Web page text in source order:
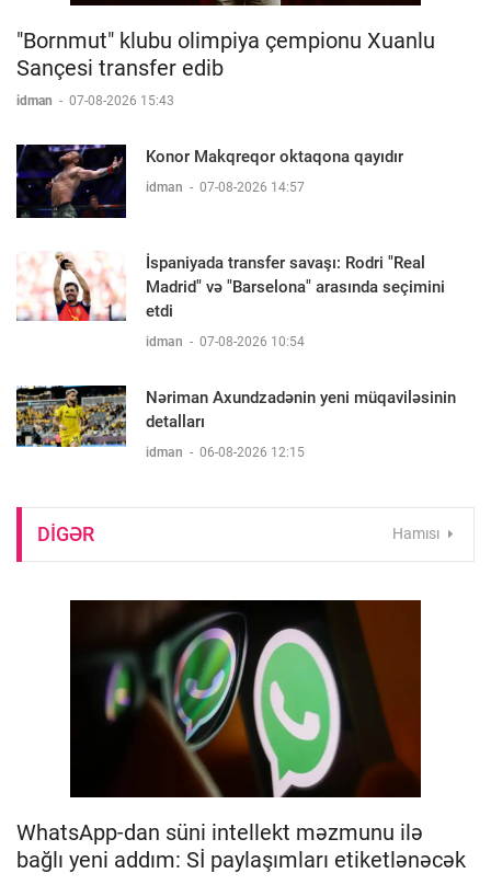
"Bornmut" klubu olimpiya çempionu Xuanlu
Sançesi transfer edib
idman - 07-08-2026 15:43
Konor Makqreqor oktaqona qayıdır
idman - 07-08-2026 14:57
İspaniyada transfer savaşı: Rodri "Real
Madrid" və "Barselona" arasında seçimini
etdi
idman - 07-08-2026 10:54
Nəriman Axundzadənin yeni müqaviləsinin
detalları
idman - 06-08-2026 12:15
DIGƏR Hamısı
WhatsApp-dan süni intellekt məzmunu ilə
bağlı yeni addım: Sİ paylaşımları etiketlənəcək